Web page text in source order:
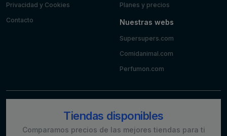
Privacidad y Cookies
Contacto
Planes y precios
Nuestras webs
Supersupers.com
Comidanimal.com
Perfumon.com
Tiendas disponibles
Comparamos precios de las mejores tiendas para ti